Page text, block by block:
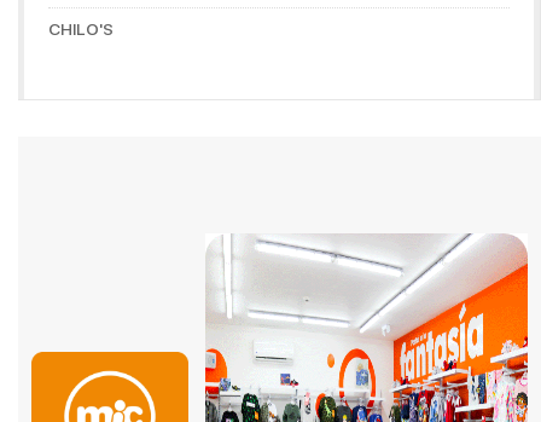
CHILO'S
EL EPICENTRO DEL SABOR – PANADERIA Y PASTELERIA
EL EPICENTRO DEL SABOR – PANADERIA Y PASTELERIA
EMPANADAS DE NICO
FAST BURGERS
Fina Reposteria